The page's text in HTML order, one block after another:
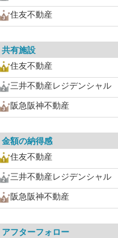
住友不動産
共有施設
住友不動産
三井不動産レジデンシャル
阪急阪神不動産
金額の納得感
住友不動産
三井不動産レジデンシャル
阪急阪神不動産
アフターフォロー